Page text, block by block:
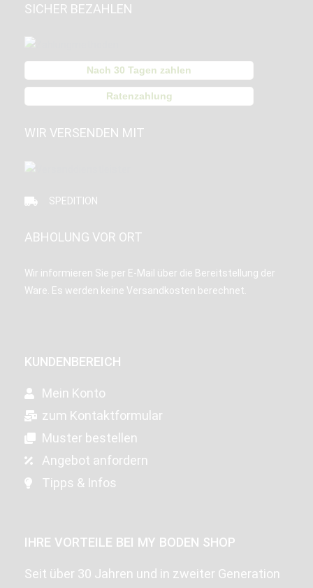
SICHER BEZAHLEN
Nach 30 Tagen zahlen
Ratenzahlung
WIR VERSENDEN MIT
SPEDITION
ABHOLUNG VOR ORT
Wir informieren Sie per E-Mail über die Bereitstellung der
Ware. Es werden keine Versandkosten berechnet.
KUNDENBEREICH
Mein Konto
zum Kontaktformular
Muster bestellen
Angebot anfordern
Tipps & Infos
IHRE VORTEILE BEI MY BODEN SHOP
Seit über 30 Jahren und in zweiter Generation